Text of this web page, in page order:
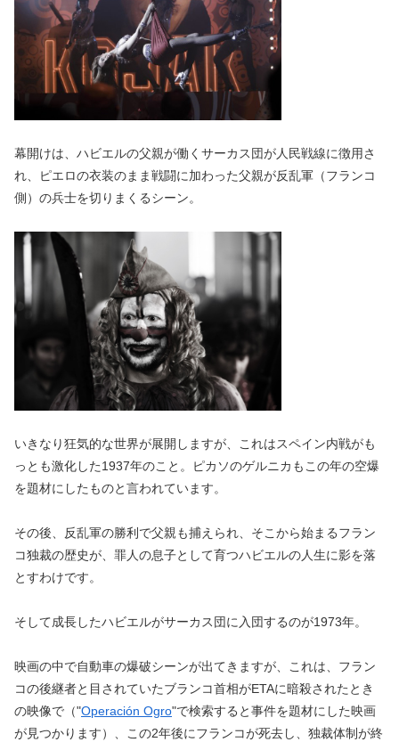
幕開けは、ハビエルの父親が働くサーカス団が人民戦線に徴用さ
れ、ピエロの衣装のまま戦闘に加わった父親が反乱軍（フランコ
側）の兵士を切りまくるシーン。
いきなり狂気的な世界が展開しますが、これはスペイン内戦がも
っとも激化した1937年のこと。ピカソのゲルニカもこの年の空爆
を題材にしたものと言われています。
その後、反乱軍の勝利で父親も捕えられ、そこから始まるフラン
コ独裁の歴史が、罪人の息子として育つハビエルの人生に影を落
とすわけです。
そして成長したハビエルがサーカス団に入団するのが1973年。
映画の中で自動車の爆破シーンが出てきますが、これは、フラン
コの後継者と目されていたブランコ首相がETAに暗殺されたとき
の映像で（"Operación Ogro"で検索すると事件を題材にした映画
が見つかります）、この2年後にフランコが死去し、独裁体制が終